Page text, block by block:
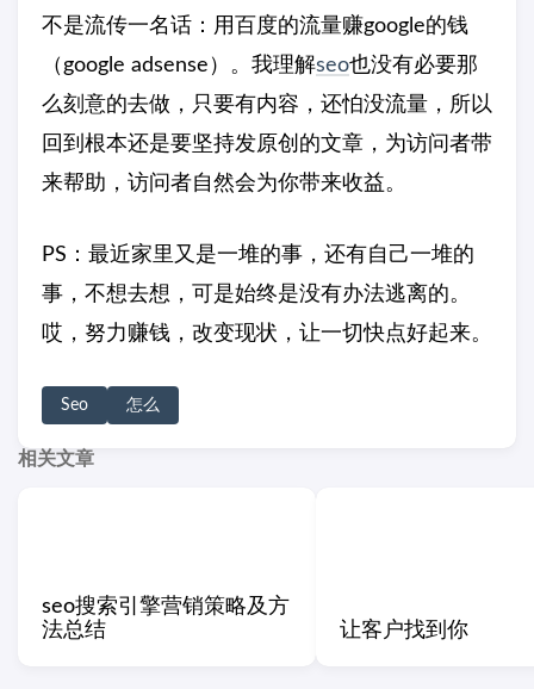
不是流传一名话：用百度的流量赚google的钱
（google adsense）。我理解seo也没有必要那
么刻意的去做，只要有内容，还怕没流量，所以
回到根本还是要坚持发原创的文章，为访问者带
来帮助，访问者自然会为你带来收益。
PS：最近家里又是一堆的事，还有自己一堆的
事，不想去想，可是始终是没有办法逃离的。
哎，努力赚钱，改变现状，让一切快点好起来。
Seo 怎么
相关文章
seo搜索引擎营销策略及方
法总结
让客户找到你